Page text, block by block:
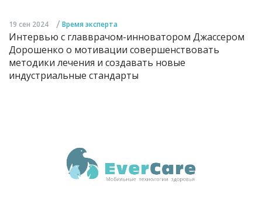
19 сен 2024 / Время эксперта
Интервью с главврачом-инноватором Джассером
Дорошенко о мотивации совершенствовать
методики лечения и создавать новые
индустриальные стандарты